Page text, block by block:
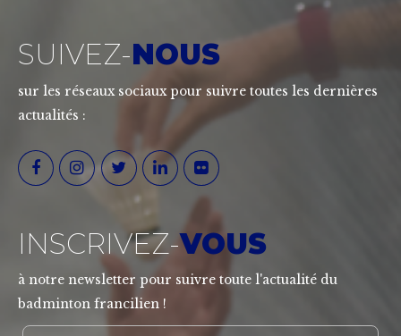
SUIVEZ-NOUS
sur les réseaux sociaux pour suivre toutes les dernières
actualités :
INSCRIVEZ-VOUS
à notre newsletter pour suivre toute l'actualité du
badminton francilien !